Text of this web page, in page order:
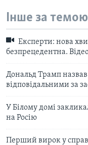
Інше за темою
Експерти: нова
безпрецедентна.
Дональд Трамп назвав
відповідальними за
У Білому домі
на Росію
Перший вирок у